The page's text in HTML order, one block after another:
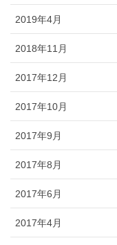
2019年4月
2018年11月
2017年12月
2017年10月
2017年9月
2017年8月
2017年6月
2017年4月